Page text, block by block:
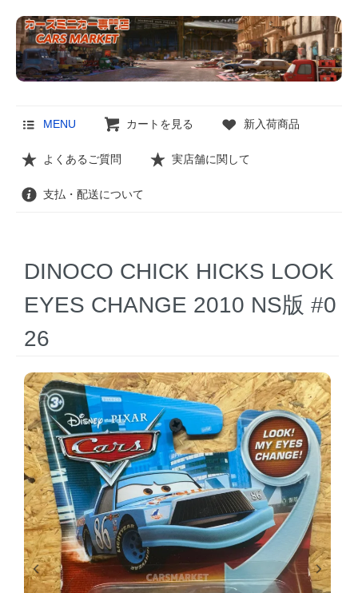
MENU カートを見る 新入荷商品
よくあるご質問 実店舗に関して
支払・配送について
DINOCO CHICK HICKS LOOK
EYES CHANGE 2010 NS版 #0
26